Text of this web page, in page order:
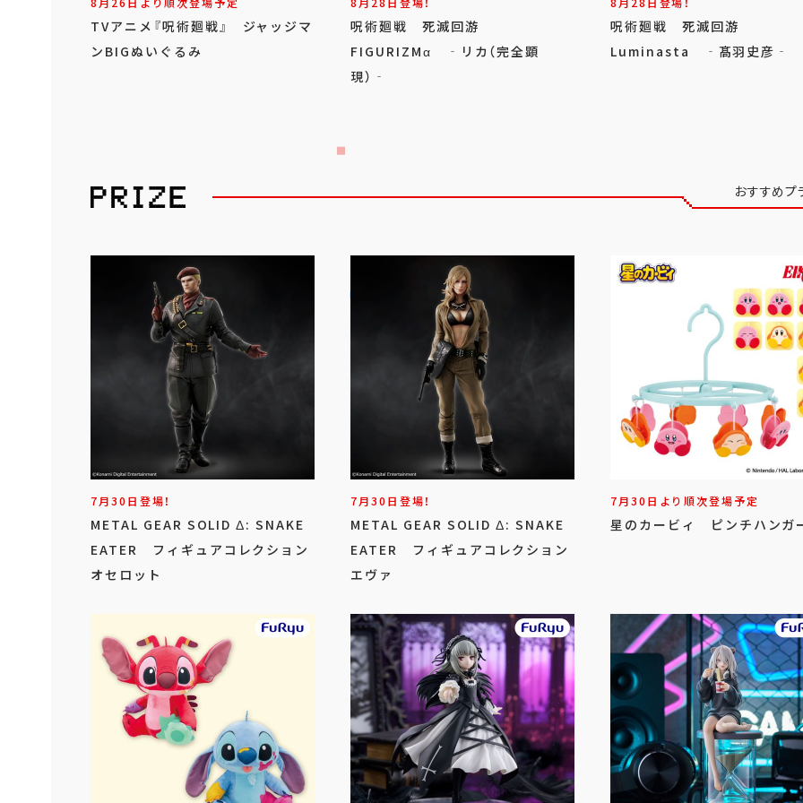
TVアニメ『呪術廻戦』 ジャッジマ
ンBIGぬいぐるみ
呪術廻戦 死滅回游
FIGURIZMα ‐リカ（完全顕
現）‐
呪術廻戦 死滅回游
Luminasta ‐髙羽史彦‐
おすすめプ
7月30日登場！
METAL GEAR SOLID Δ: SNAKE
EATER フィギュアコレクション
オセロット
7月30日登場！
METAL GEAR SOLID Δ: SNAKE
EATER フィギュアコレクション
エヴァ
7月30日より順次登場予定
星のカービィ ピンチハンガ